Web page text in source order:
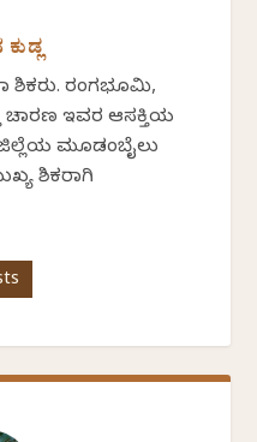
ಶಿಕ್ಷಕರು. ರಂಗಭೂಮಿ,
ಚಾರಣ ಇವರ ಆಸಕ್ತಿಯ
ಮೂಡಂಬೈಲು
ಶಿಕ್ಷಕರಾಗಿ